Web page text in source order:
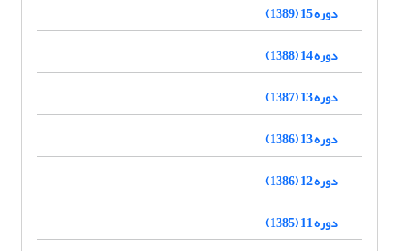
دوره 15 (1389)
دوره 14 (1388)
دوره 13 (1387)
دوره 13 (1386)
دوره 12 (1386)
دوره 11 (1385)